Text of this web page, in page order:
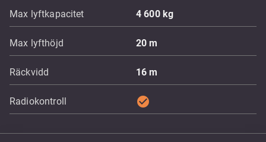
Max lyftkapacitet 4 600 kg
Max lyfthöjd 20m
Räckvidd 16m
Radiokontroll check_circle